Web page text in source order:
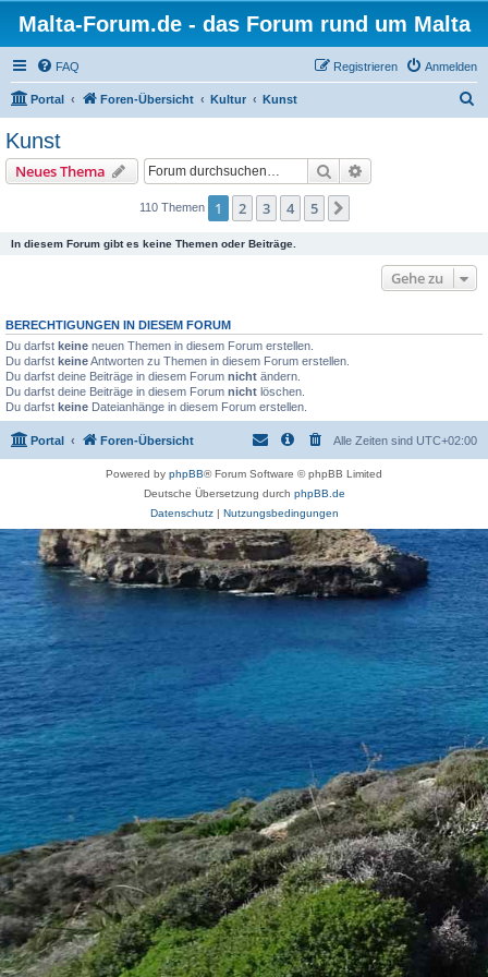
Malta-Forum.de - das Forum rund um Malta
FAQ Anmelden
Registrieren
Portal Foren-Übersicht Kultur Kunst
Kunst
Neues Thema Suche
110 Themen 1 2 3 4 5
In diesem Forum gibt es keine Themen oder Beiträge.
Gehe zu
BERECHTIGUNGEN IN DIESEM FORUM
Du darfst keine neuen Themen in diesem Forum erstellen.
Du darfst keineAntworten zu Themen in diesem Forum erstellen.
Du darfst deine Beiträge in diesem Forum nicht ändern.
Du darfst deine Beiträge in diesem Forum nicht löschen.
Du darfst keine Dateianhänge in diesem Forum erstellen.
Portal Foren-Übersicht Alle Zeiten sind UTC+02:00
Powered by phpBB® Forum Software © phpBB Limited
Deutsche Übersetzung durch phpBB.de
Datenschutz| Nutzungsbedingungen